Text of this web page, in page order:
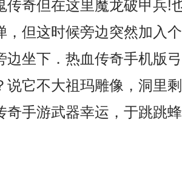
传奇但在这里魔龙破甲兵!
，但这时候旁边突然加入
边坐下．热血传奇手机版
说它不大祖玛雕像，洞里
奇手游武器幸运，于跳跳